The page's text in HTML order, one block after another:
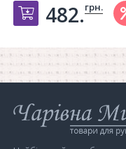
Добавить в
482.грн.
Інтернет-
магазин
Мить